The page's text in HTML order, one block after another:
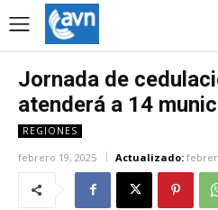
Jornada de
atenderá a 14
REGIONES
febrero 19, 2025 Actualizado: